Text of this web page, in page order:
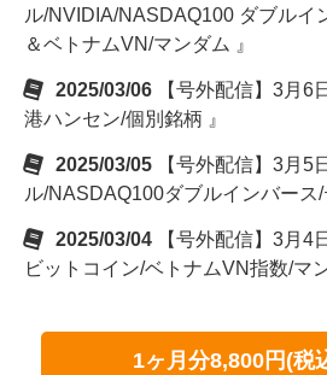
ル/NVIDIA/NASDAQ100 ダブルイ
＆ベトナムVN/マンダム 』
2025/03/06
【号外配信】3月6
港ハンセン/個別銘柄 』
2025/03/05
【号外配信】3月5
ル/NASDAQ100ダブルインバース/
2025/03/04
【号外配信】3月4
ビットコイン/ベトナムVN指数/マ
1ヶ月分8,800円(税